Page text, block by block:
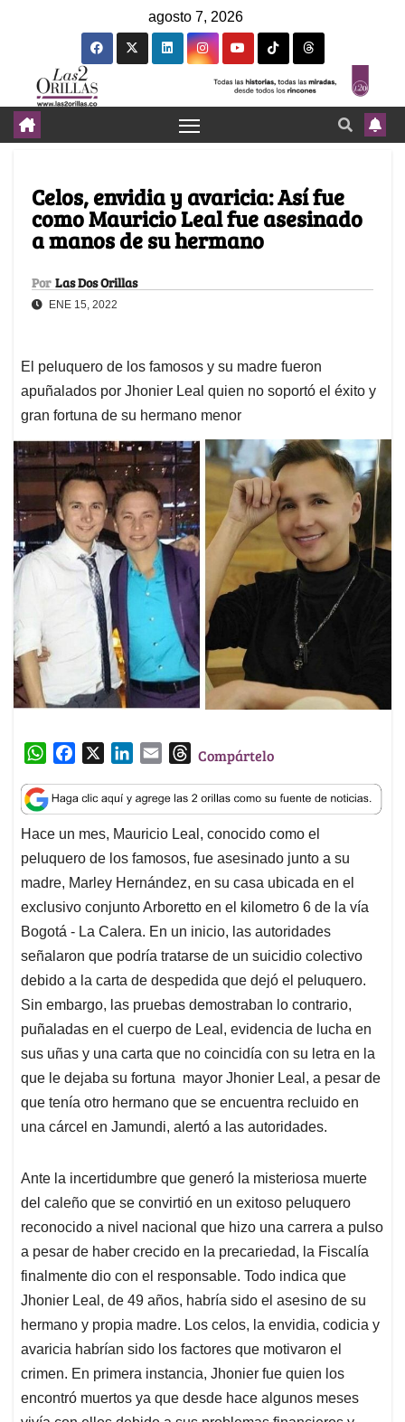
agosto 7, 2026
Celos, envidia y avaricia: Así fue
como Mauricio Leal fue asesinado
a manos de su hermano
Por Las Dos Orillas
ENE 15, 2022
El peluquero de los famosos y su madre fueron
apuñalados por Jhonier Leal quien no soportó el éxito y
gran fortuna de su hermano menor
W
a
t
s
A
p
p
c
e
b
o
o
k
n
k
e
d
I
n
a
i
l
T
r
e
a
d
s
Compártelo
Hace un mes, Mauricio Leal, conocido como el
peluquero de los famosos, fue asesinado junto a su
madre, Marley Hernández, en su casa ubicada en el
exclusivo conjunto Arboretto en el kilometro 6 de la vía
Bogotá - La Calera. En un inicio, las autoridades
señalaron que podría tratarse de un suicidio colectivo
debido a la carta de despedida que dejó el peluquero.
Sin embargo, las pruebas demostraban lo contrario,
puñaladas en el cuerpo de Leal, evidencia de lucha en
sus uñas y una carta que no coincidía con su letra en la
que le dejaba su fortuna mayor Jhonier Leal, a pesar de
que tenía otro hermano que se encuentra recluido en
una cárcel en Jamundi, alertó a las autoridades.
Ante la incertidumbre que generó la misteriosa muerte
del caleño que se convirtió en un exitoso peluquero
reconocido a nivel nacional que hizo una carrera a pulso
a pesar de haber crecido en la precariedad, la Fiscalía
finalmente dio con el responsable. Todo indica que
Jhonier Leal, de 49 años, habría sido el asesino de su
hermano y propia madre. Los celos, la envidia, codicia y
avaricia habrían sido los factores que motivaron el
crimen. En primera instancia, Jhonier fue quien los
encontró muertos ya que desde hace algunos meses